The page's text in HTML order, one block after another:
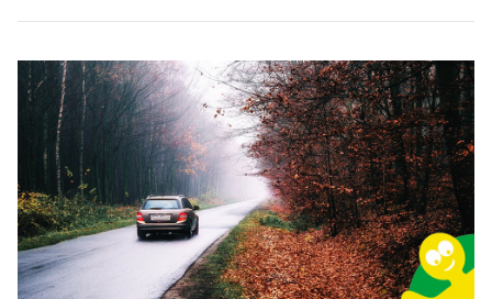
VIEW POST